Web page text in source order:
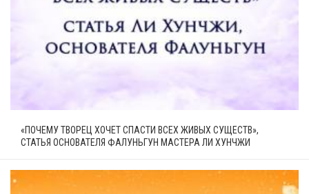
«ПОЧЕМУ ТВОРЕЦ ХОЧЕТ СПАСТИ ВСЕХ ЖИВЫХ СУЩЕСТВ»,
СТАТЬЯ ОСНОВАТЕЛЯ ФАЛУНЬГУН МАСТЕРА ЛИ ХУНЧЖИ